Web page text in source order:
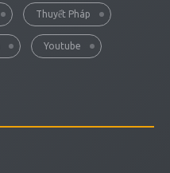
Thuyết Pháp
Youtube